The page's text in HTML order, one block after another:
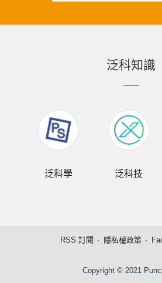
泛科知識
泛科學 泛科技
RSS 訂閱 隱私權政策
Copyright © 2021